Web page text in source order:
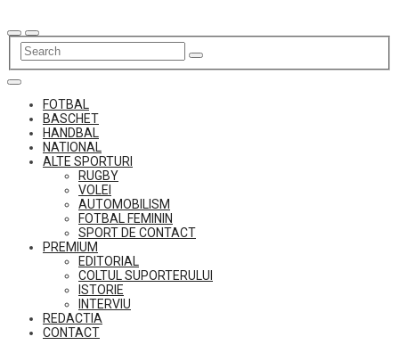
to
content
FOTBAL
BASCHET
HANDBAL
NATIONAL
ALTE SPORTURI
RUGBY
VOLEI
AUTOMOBILISM
FOTBAL FEMININ
SPORT DE CONTACT
PREMIUM
EDITORIAL
COLTUL SUPORTERULUI
ISTORIE
INTERVIU
REDACTIA
CONTACT